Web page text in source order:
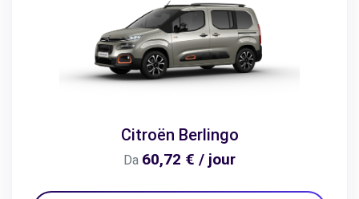
Citroën Berlingo
Da 60,72 € / jour